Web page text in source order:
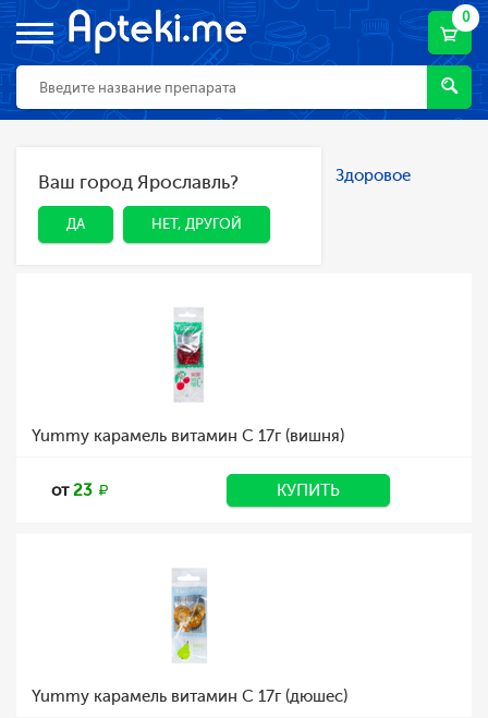
0
ДА НЕТ, ДРУГОЙ
Ваш город Ярославль?
ДА НЕТ, ДРУГОЙ
Главная Каталог Спорт и фитнес
Здоровое
питание
Карамель, конфеты
Карамель, конфеты
Yummy карамель витамин С 17г (вишня)
от23 КУПИТЬ
Yummy карамель витамин С 17г (дюшес)